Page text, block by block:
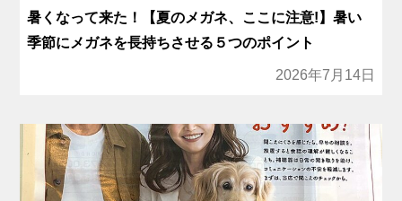
暑くなって来た！【夏のメガネ、ここに注意!】暑い
季節にメガネを長持ちさせる５つのポイント
2026年7月14日